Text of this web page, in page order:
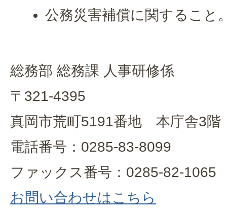
公務災害補償に関すること
総務部 総務課 人事研修係
〒321-4395
真岡市荒町5191番地 本庁舎3階
電話番号：0285-83-8099
ファックス番号：0285-82-1065
お問い合わせはこちら